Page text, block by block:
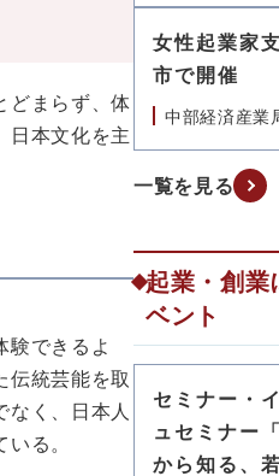
どまらず、体
日本文化を主
験できるよ
伝統芸能を取
なく、日本人
る。
女性起業家
市で開催
中部経済産業
一覧を見る
起業・創業
ベント
セミナー・
ュセミナー
から知る、